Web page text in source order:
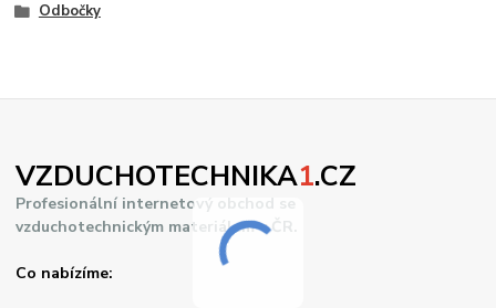
Odbočky
VZDUCHOTECHNIKA1.CZ
Profesionální internetový obchod se
vzduchotechnickým materiálem v ČR.
Co nabízíme: